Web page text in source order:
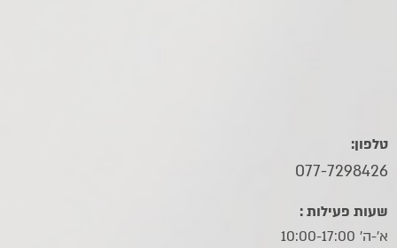
טלפון:
077-7298426
שעות פעילות :
א'-ה' 10:00-17:00